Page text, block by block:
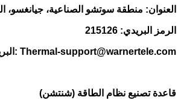
العنوان: منطقة سوتشو الصناعية، جيانغسو،
الرمز البريدي: 215126
البريد الإلكتروني: Thermal-support@warnertele.com
قاعدة تصنيع نظام الطاقة (شنتشن)